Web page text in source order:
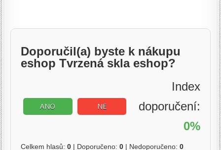
Doporučil(a) byste k nákupu
eshop Tvrzená skla eshop?
ANO NE
Index
doporučení:
0%
Celkem hlasů:0 | Doporučeno:0 | Nedoporučeno:0